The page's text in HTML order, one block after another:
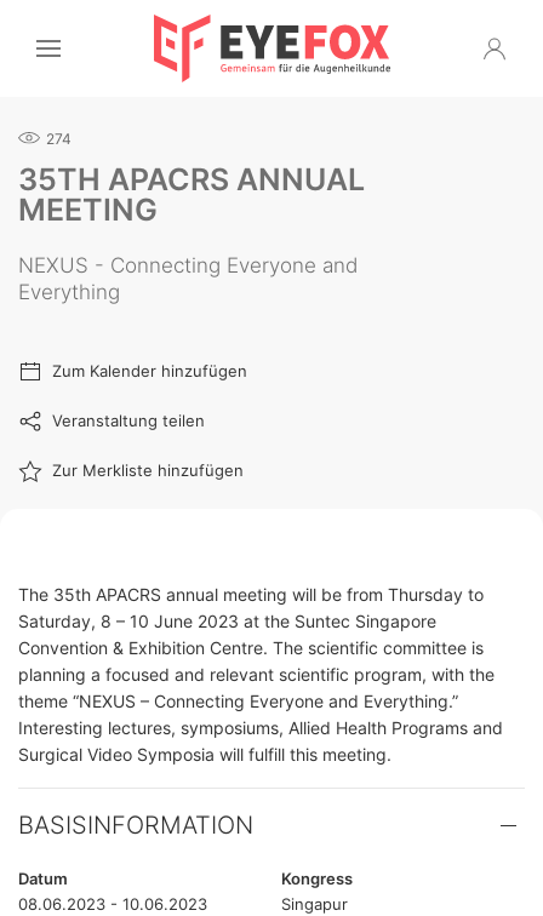
274
35TH APACRS ANNUAL
MEETING
NEXUS - Connecting Everyone and
Everything
Zum Kalender hinzufügen
Veranstaltung teilen
Zur Merkliste hinzufügen
The 35th APACRS annual meeting will be from Thursday to
Saturday, 8 – 10 June 2023 at the Suntec Singapore
Convention & Exhibition Centre. The scientific committee is
planning a focused and relevant scientific program, with the
theme “NEXUS – Connecting Everyone and Everything.”
Interesting lectures, symposiums, Allied Health Programs and
Surgical Video Symposia will fulfill this meeting.
BASISINFORMATION
Datum
08.06.2023 - 10.06.2023
Kongress
Singapur